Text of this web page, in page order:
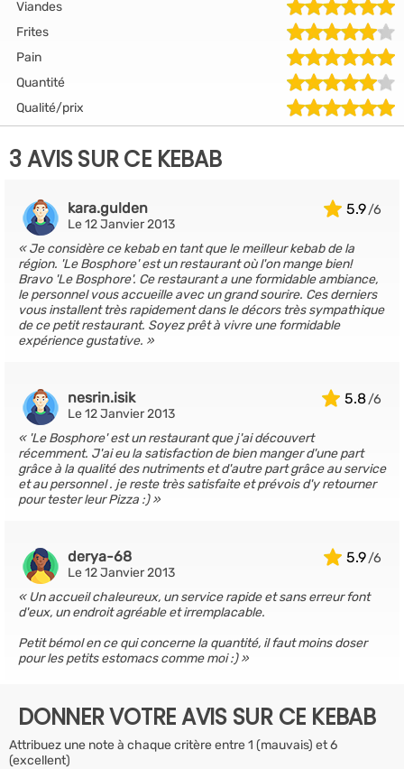
Viandes
Frites
Pain
Quantité
Qualité/prix
3 AVIS SUR CE KEBAB
5.9
kara.gulden
Le 12 Janvier 2013
Je considère ce kebab en tant que le meilleur kebab de la
région. 'Le Bosphore' est un restaurant où l'on mange bien!
Bravo 'Le Bosphore'. Ce restaurant a une formidable ambiance,
le personnel vous accueille avec un grand sourire. Ces derniers
vous installent très rapidement dans le décors très sympathique
de ce petit restaurant. Soyez prêt à vivre une formidable
expérience gustative.
5.8
nesrin.isik
Le 12 Janvier 2013
'Le Bosphore' est un restaurant que j'ai découvert
récemment. J'ai eu la satisfaction de bien manger d'une part
grâce à la qualité des nutriments et d'autre part grâce au service
et au personnel . je reste très satisfaite et prévois d'y retourner
pour tester leur Pizza :)
5.9
derya-68
Le 12 Janvier 2013
Un accueil chaleureux, un service rapide et sans erreur font
d'eux, un endroit agréable et irremplacable.
Petit bémol en ce qui concerne la quantité, il faut moins doser
pour les petits estomacs comme moi :)
DONNER VOTRE AVIS SUR CE KEBAB
Attribuez une note à chaque critère entre 1 (mauvais) et 6
(excellent)